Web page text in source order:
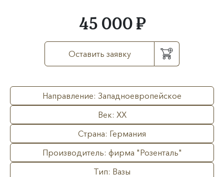
45 000 ₽
Оставить заявку
Направление: Западноевропейское
Век: XX
Страна: Германия
Производитель: фирма "Розенталь"
Тип: Вазы